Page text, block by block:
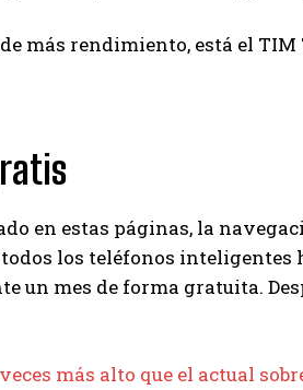
más rendimiento, está el TIM
en estas páginas, la
los teléfonos inteligentes
un mes de forma gratuita.
más alto que el actual